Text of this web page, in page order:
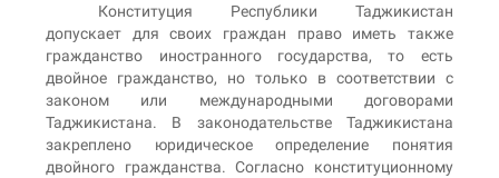
Конституция Республики Таджикистан
допускает для своих граждан право иметь также
гражданство иностранного государства, то есть
двойное гражданство, но только в соответствии с
законом или международными договорами
Таджикистана. В законодательстве Таджикистана
закреплено юридическое определение понятия
двойного гражданства. Согласно конституционному